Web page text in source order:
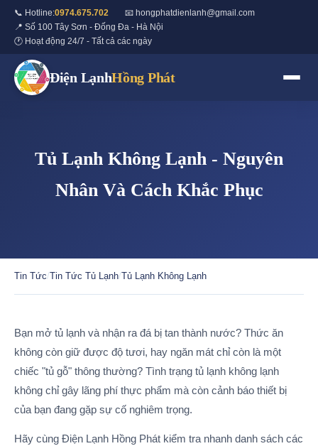
📞 Hotline:0974.675.702
📧 hongphatdienlanh@gmail.com
📍 Số 100 Tây Sơn - Đống Đa - Hà Nội
🕐 Hoạt động 24/7 - Tất cả các ngày
Điện LạnhHồng Phát
Tủ Lạnh Không Lạnh - Nguyên
Nhân Và Cách Khắc Phục
Tin Tức/Tin Tức Tủ Lạnh/Tủ Lạnh Không Lạnh
Bạn mở tủ lạnh và nhận ra đá bị tan thành nước? Thức ăn
không còn giữ được độ tươi, hay ngăn mát chỉ còn là một
chiếc "tủ gỗ" thông thường? Tình trạng tủ lạnh không lạnh
không chỉ gây lãng phí thực phẩm mà còn cảnh báo thiết bị
của bạn đang gặp sự cố nghiêm trọng.
Hãy cùng Điện Lạnh Hồng Phát kiểm tra nhanh danh sách các